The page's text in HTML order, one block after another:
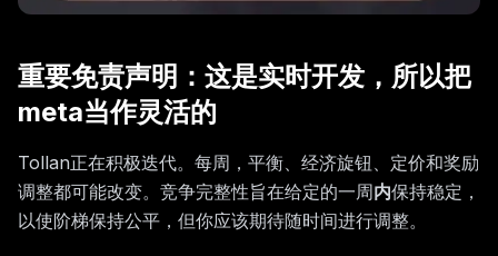
重要免责声明：这是实时开发，所以把
meta当作灵活的
Tollan正在积极迭代。每周，平衡、经济旋钮、定价和奖励
调整都可能改变。竞争完整性旨在给定的一周内保持稳定，
以使阶梯保持公平，但你应该期待随时间进行调整。